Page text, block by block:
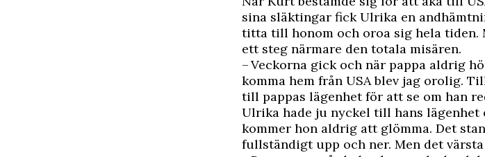
sina släktingar fick Ulrika en
titta till honom och oroa sig hela tiden.
ett steg närmare den totala misären.
– Veckorna gick och när pappa aldrig
komma hem från USA blev jag orolig.
till pappas lägenhet för att se om han
Ulrika hade ju nyckel till hans lägenhet
kommer hon aldrig att glömma. Det
fullständigt upp och ner. Men det